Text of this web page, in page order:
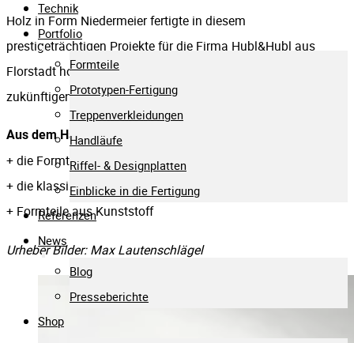
Technik
Portfolio
Formteile
Prototypen-Fertigung
Treppenverkleidungen
Handläufe
Riffel- & Designplatten
Einblicke in die Fertigung
Referenzen
News
Blog
Presseberichte
Shop
Holz in Form Niedermeier fertigte in diesem
prestigeträchtigen Projekte für die Firma Hubl&Hubl aus
Florstadt hochwertige Formteile für die Prototypen der
zukünftigen ICE-Flotte der Deutschen Bahn.
Aus dem Haus von Holz in Form Niedermeier stammen:
+ die Formteile aus dem 3D-Druck,
+ die klassische Sperrholz-Formteile (HiF-Wood)
+ Formteile aus Kunststoff
Urheber Bilder: Max Lautenschlägel